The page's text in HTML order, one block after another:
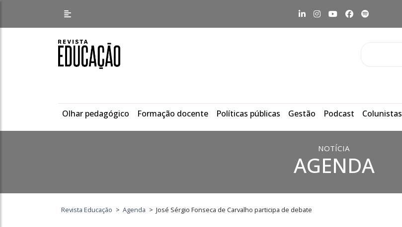
Olhar pedagógico Formação docente Políticas públicas Gestão Podcast Colunistas
NOTÍCIA
AGENDA
Revista Educação > Agenda > José Sérgio Fonseca de Carvalho participa de debate